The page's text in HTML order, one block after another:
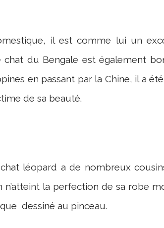
il est comme lui un
du Bengale est également
en passant par la Chine, il a
de sa beauté.
léopard a de nombreux
n’atteint la perfection de sa robe
dessiné au pinceau.